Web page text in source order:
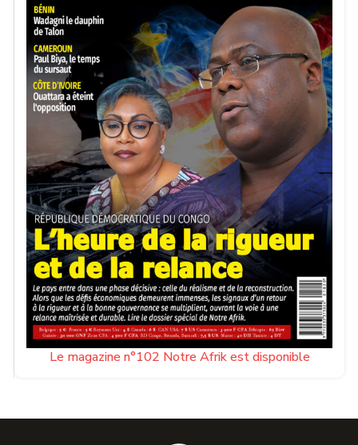
Le magazine n°102 Notre Afrik est disponible